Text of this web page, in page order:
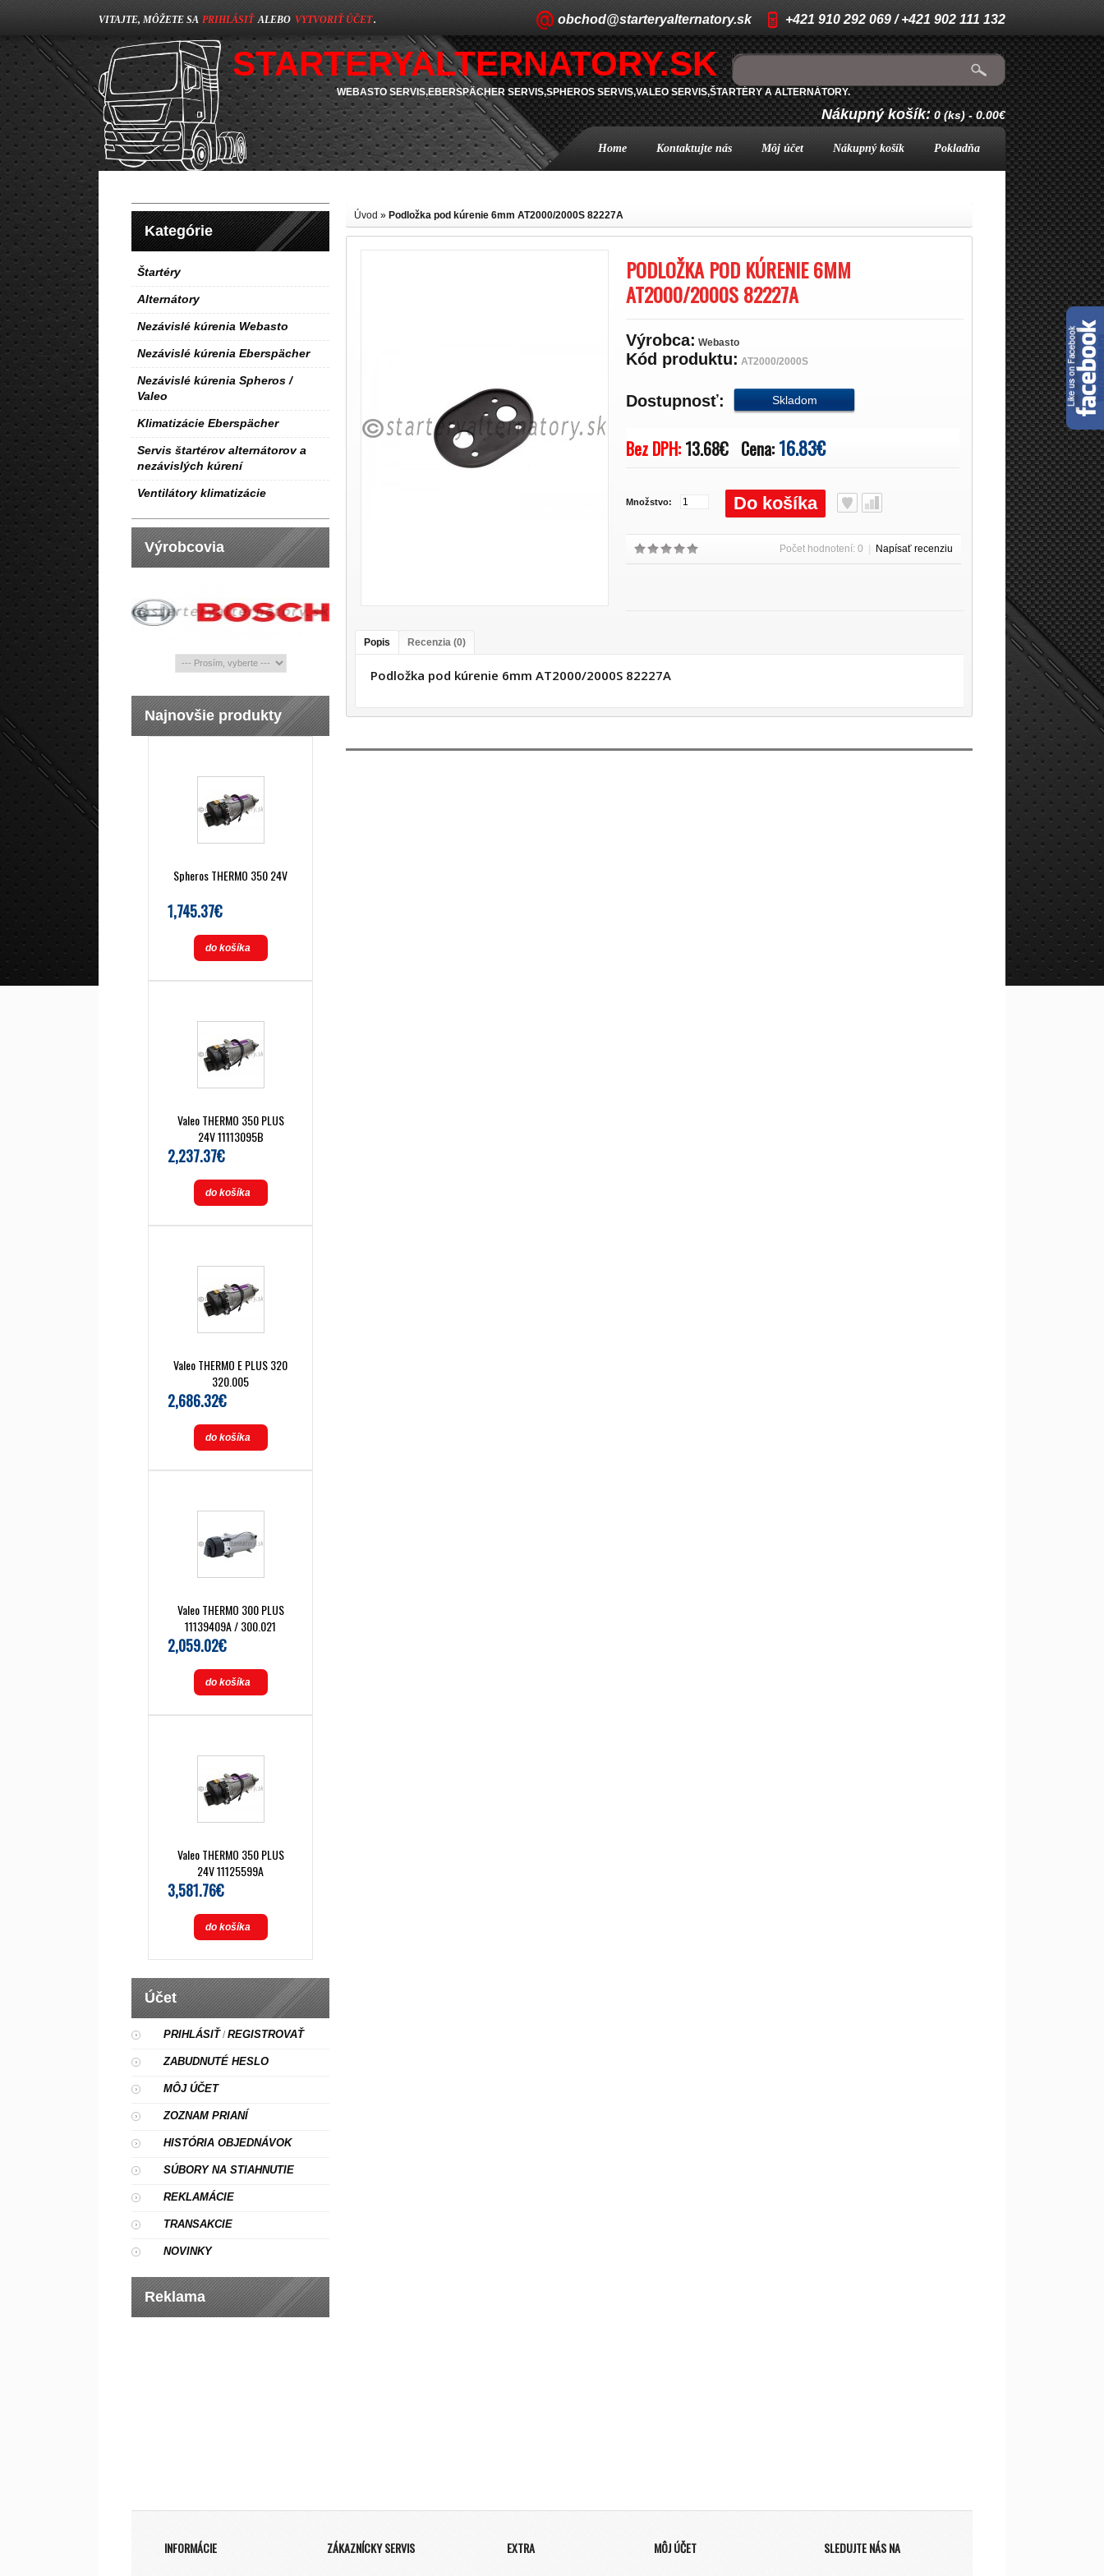
VITAJTE, MÔŽETE SA PRIHLÁSIŤ ALEBO VYTVORIŤ ÚČET. +421 910 292 069 / +421 902 111 132
obchod@starteryalternatory.sk
STARTERYALTERNATORY.SK
WEBASTO SERVIS,EBERSPÄCHER SERVIS,SPHEROS SERVIS,VALEO SERVIS,ŠTARTÉRY A ALTERNÁTORY.
Nákupný košík: 0 (ks) - 0.00€
Home Kontaktujte nás Môj účet Nákupný košík Pokladňa
Kategórie
Štartéry
Alternátory
Nezávislé kúrenia Webasto
Nezávislé kúrenia Eberspächer
Nezávislé kúrenia Spheros /
Valeo
Klimatizácie Eberspächer
Servis štartérov alternátorov a
nezávislých kúrení
Ventilátory klimatizácie
Výrobcovia
Najnovšie produkty
Spheros THERMO 350 24V
1,745.37€
do košíka
Valeo THERMO 350 PLUS
24V 11113095B
2,237.37€
do košíka
Valeo THERMO E PLUS 320
320.005
2,686.32€
do košíka
Valeo THERMO 300 PLUS
11139409A / 300.021
2,059.02€
do košíka
Valeo THERMO 350 PLUS
24V 11125599A
3,581.76€
do košíka
Účet
PRIHLÁSIŤ/REGISTROVAŤ
ZABUDNUTÉ HESLO
MÔJ ÚČET
ZOZNAM PRIANÍ
HISTÓRIA OBJEDNÁVOK
SÚBORY NA STIAHNUTIE
REKLAMÁCIE
TRANSAKCIE
NOVINKY
Reklama
Úvod » Podložka pod kúrenie 6mm AT2000/2000S 82227A
PODLOŽKA POD KÚRENIE 6MM
AT2000/2000S 82227A
Výrobca: Webasto
Kód produktu: AT2000/2000S
Dostupnosť: Skladom
Bez DPH: 13.68€ Cena: 16.83€
Množstvo: Do košíka
Počet hodnotení: 0 Napísať recenziu
Popis Recenzia (0)
Podložka pod kúrenie 6mm AT2000/2000S 82227A
INFORMÁCIE ZÁKAZNÍCKY SERVIS EXTRA MÔJ ÚČET SLEDUJTE NÁS NA